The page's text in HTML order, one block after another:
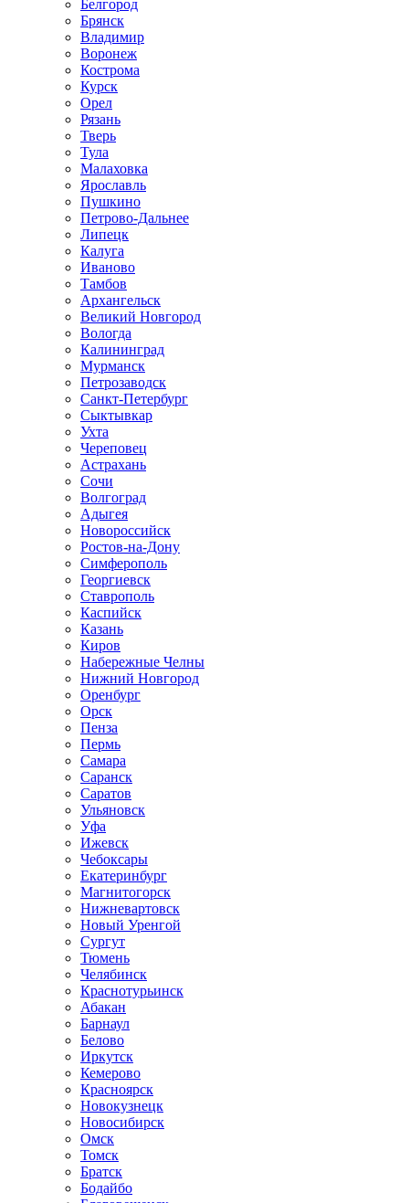
Белгород
Брянск
Владимир
Воронеж
Кострома
Курск
Орел
Рязань
Тверь
Тула
Малаховка
Ярославль
Пушкино
Петрово-Дальнее
Липецк
Калуга
Иваново
Тамбов
Архангельск
Великий Новгород
Вологда
Калининград
Мурманск
Петрозаводск
Санкт-Петербург
Сыктывкар
Ухта
Череповец
Астрахань
Сочи
Волгоград
Адыгея
Новороссийск
Ростов-на-Дону
Симферополь
Георгиевск
Ставрополь
Каспийск
Казань
Киров
Набережные Челны
Нижний Новгород
Оренбург
Орск
Пенза
Пермь
Самара
Саранск
Саратов
Ульяновск
Уфа
Ижевск
Чебоксары
Екатеринбург
Магнитогорск
Нижневартовск
Новый Уренгой
Сургут
Тюмень
Челябинск
Краснотурьинск
Абакан
Барнаул
Белово
Иркутск
Кемерово
Красноярск
Новокузнецк
Новосибирск
Омск
Томск
Братск
Бодайбо